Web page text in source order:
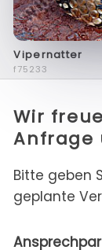
Vipernatter
f75233
Wir
Anfrage
Bitte geben
geplante